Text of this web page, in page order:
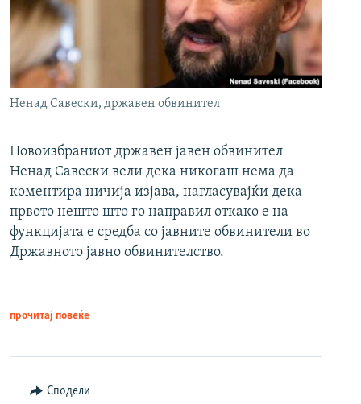
Ненад Савески, државен обвинител
Новоизбраниот државен јавен обвинител
Ненад Савески вели дека никогаш нема да
коментира ничија изјава, нагласувајќи дека
првото нешто што го направил откако е на
функцијата е средба со јавните обвинители во
Државното јавно обвинителство.
прочитај повеќе
Сподели